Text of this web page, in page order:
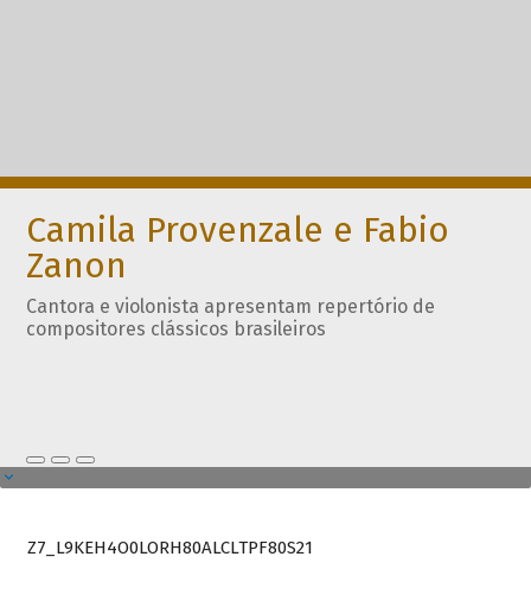
Camila Provenzale e Fabio
Zanon
Cantora e violonista apresentam repertório de
compositores clássicos brasileiros
Z7_L9KEH4O0LORH80ALCLTPF80S21